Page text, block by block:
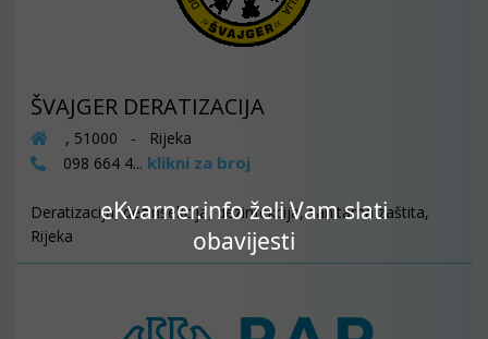
eKvarner.info želi Vam slati
obavijesti
ŠVAJGER DERATIZACIJA
, 51000 - Rijeka
098 664 4... klikni za broj
Deratizacija, dezinsekcija, dezinfekcija, sanitarna zaštita,
Rijeka